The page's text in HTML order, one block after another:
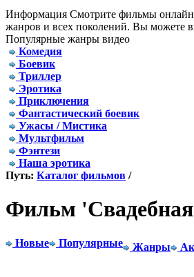
Информация Смотрите фильмы
жанров и всех поколений. Вы можете
Популярные жанры видео
Комедия
Боевик
Триллер
Эротика
Приключения
Фантастический боевик
Ужасы / Мистика
Мультфильм
Фэнтези
Наша эротика
Путь: Каталог фильмов /
Фильм
Новые Популярные Жанры